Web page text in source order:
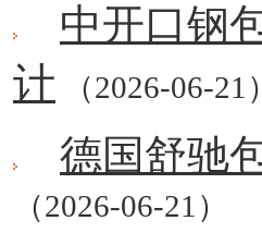
中开口钢
计 （2026-06-21
德国舒驰
（2026-06-21）